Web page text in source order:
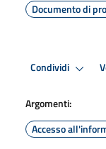
Documento di
Condividi
Argomenti:
Accesso